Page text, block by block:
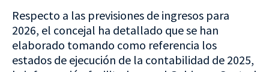
Respecto a las previsiones de ingresos para
2026, el concejal ha detallado que se han
elaborado tomando como referencia los
estados de ejecución de la contabilidad de 2025,